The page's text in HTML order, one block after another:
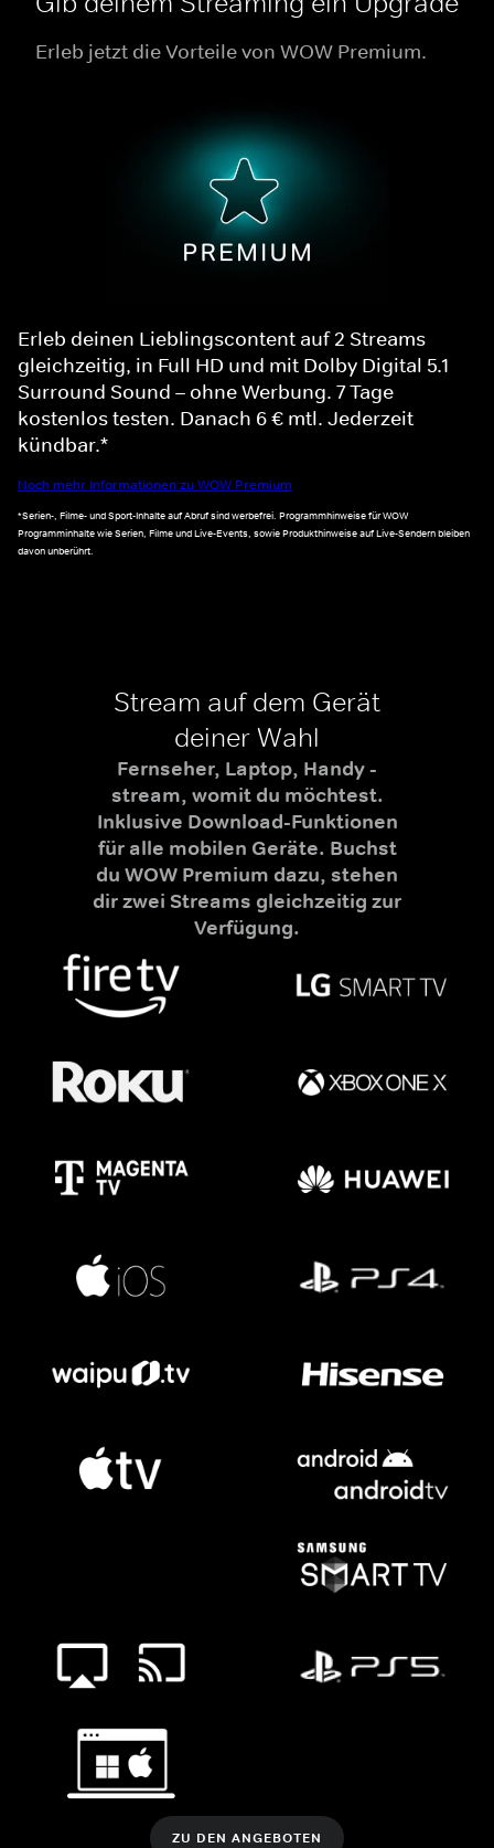
Erleb jetzt die Vorteile von WOW Premium.
Erleb deinen Lieblingscontent auf 2 Streams
gleichzeitig, in Full HD und mit Dolby Digital 5.1
Surround Sound – ohne Werbung. 7 Tage
kostenlos testen. Danach 6 € mtl. Jederzeit
kündbar.*
Noch mehr Informationen zu WOW Premium
*Serien-, Filme- und Sport-Inhalte auf Abruf sind werbefrei. Programmhinweise für WOW
Programminhalte wie Serien, Filme und Live-Events, sowie Produkthinweise auf Live-Sendern bleiben
davon unberührt.
Stream auf dem Gerät
deiner Wahl
Fernseher, Laptop, Handy -
stream, womit du möchtest.
Inklusive Download-Funktionen
für alle mobilen Geräte. Buchst
du WOW Premium dazu, stehen
dir zwei Streams gleichzeitig zur
Verfügung.
ZU DEN ANGEBOTEN